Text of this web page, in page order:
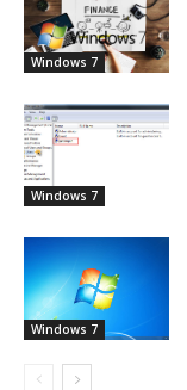
Windows 7
Windows 7
Windows 7